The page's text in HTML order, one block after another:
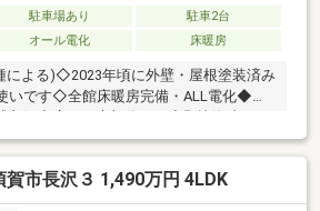
駐車場あり
駐車2台
オール電化 床暖房
よる)◇2023年頃に外壁・屋根塗装済み
いです◇全館床暖房完備・ALL電化◆南
良好◇広いお庭部分あり◆野比海岸まで
ドマップ上懸念なし＝＝＝＝＝＝＝＝＝
当社は何よりもお客様からの信頼と安
大切にしております。会社の名前であ
AID」。Customer（お客様）のお手伝
賀市長沢３ 1,490万円 4LDK